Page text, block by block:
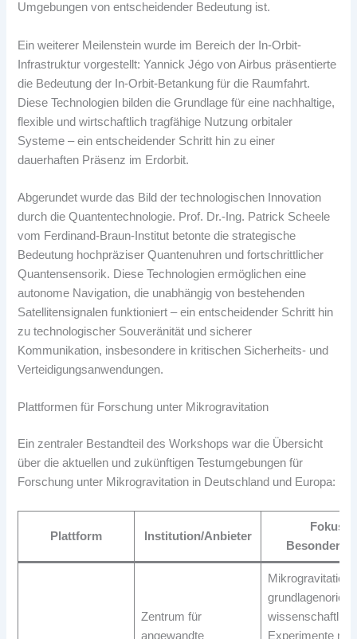
Umgebungen von entscheidender Bedeutung ist.
Ein weiterer Meilenstein wurde im Bereich der In-Orbit-
Infrastruktur vorgestellt: Yannick Jégo von Airbus präsentierte
die Bedeutung der In-Orbit-Betankung für die Raumfahrt.
Diese Technologien bilden die Grundlage für eine nachhaltige,
flexible und wirtschaftlich tragfähige Nutzung orbitaler
Systeme – ein entscheidender Schritt hin zu einer
dauerhaften Präsenz im Erdorbit.
Abgerundet wurde das Bild der technologischen Innovation
durch die Quantentechnologie. Prof. Dr.-Ing. Patrick Scheele
vom Ferdinand-Braun-Institut betonte die strategische
Bedeutung hochpräziser Quantenuhren und fortschrittlicher
Quantensensorik. Diese Technologien ermöglichen eine
autonome Navigation, die unabhängig von bestehenden
Satellitensignalen funktioniert – ein entscheidender Schritt hin
zu technologischer Souveränität und sicherer
Kommunikation, insbesondere in kritischen Sicherheits- und
Verteidigungsanwendungen.
Plattformen für Forschung unter Mikrogravitation
Ein zentraler Bestandteil des Workshops war die Übersicht
über die aktuellen und zukünftigen Testumgebungen für
Forschung unter Mikrogravitation in Deutschland und Europa:
Plattform Institution/Anbieter
Fokus /
Zentrum für
angewandte
Mikrogravitation
Experimente mit